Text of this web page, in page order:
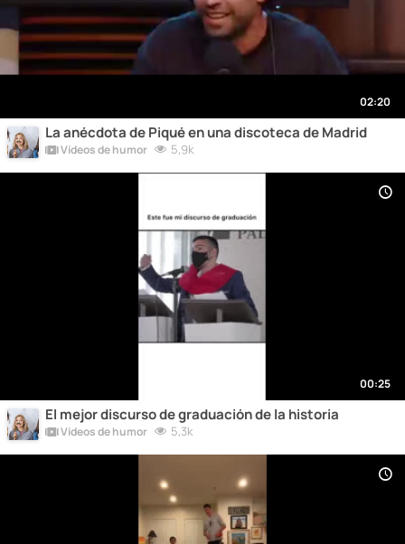
02:20
La anécdota de Piqué en una discoteca de Madrid
Vídeos de humor 5,9k
00:25
El mejor discurso de graduación de la historia
Vídeos de humor 5,3k